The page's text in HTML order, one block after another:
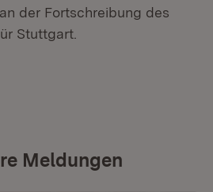
der Fortschreibung des
Stuttgart.
Meldungen